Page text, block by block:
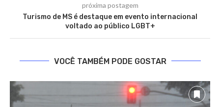
próxima postagem
Turismo de MS é destaque em evento internacional
voltado ao público LGBT+
VOCÊ TAMBÉM PODE GOSTAR